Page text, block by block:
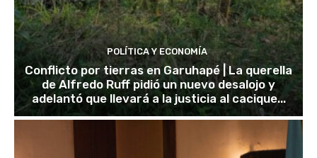
POLÍTICA Y ECONOMÍA
Conflicto por tierras en Garuhapé | La querella
de Alfredo Ruff pidió un nuevo desalojo y
adelantó que llevará a la justicia al cacique...